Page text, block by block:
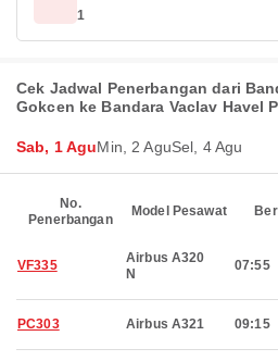
1
Cek Jadwal Penerbangan dari
Gokcen ke Bandara Vaclav Havel
Sab, 1 AguMin, 2 AguSel, 4 Agu
No.
Penerbangan
Model Pesawat
VF335
Airbus A320
N
07:55
PC303 Airbus A321 09:15